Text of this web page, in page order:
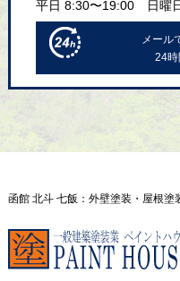
平日 8:30〜19:00 日曜
メール
24
函館 北斗 七飯：外壁塗装・屋根